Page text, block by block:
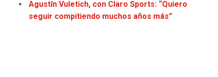
COWBOYS
CLIPPERS
Agustín Vuletich, con Claro Sports: “Quiero
seguir compitiendo muchos años más”